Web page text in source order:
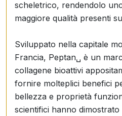
scheletrico, rendendolo
maggiore qualità presenti
Sviluppato nella capitale
Francia, Peptan␣ è un
collagene bioattivi
fornire molteplici benefici
bellezza e proprietà
scientifici hanno